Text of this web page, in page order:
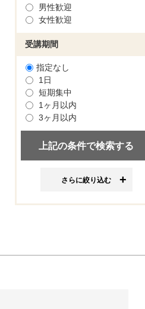
男性歓迎
女性歓迎
受講期間
指定なし
1日
短期集中
1ヶ月以内
3ヶ月以内
さらに絞り込む